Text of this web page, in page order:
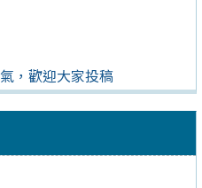
，歡迎大家投稿